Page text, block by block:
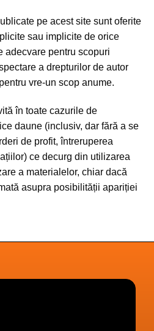
pe acest site sunt oferite
sau implicite de orice
adecvare pentru scopuri
a drepturilor de autor
vre-un scop anume.
în toate cazurile de
daune (inclusiv, dar fără a se
de profit, întreruperea
ce decurg din utilizarea
a materialelor, chiar dacă
asupra posibilității apariției